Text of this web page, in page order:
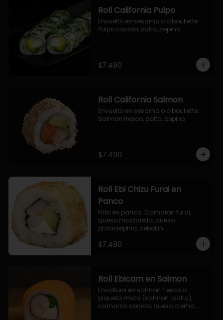
Roll California Pulpo
Envuelto en sesamo o ciboullette.
Pulpo cocido, palta, pepino.
$7.490
Roll California Salmon
Envuelto en sesamo o ciboullette.
Salmon fresco, palta, pepino.
$7.490
Roll Ebi Chizu Furai en
Panco
Frito en panco. Camaron furai,
queso mozzarella, queso
philadelphia, cebollin.
$7.490
Roll Ebicam en Salmon
Envoltura en salmon fresco o
plqueta mixta (salmon-palta),
camaron cocido, queso crema,